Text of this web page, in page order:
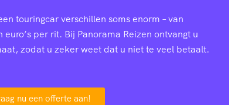
touringcar verschillen soms enorm – van
per rit. Bij Panorama Reizen ontvangt u
zodat u zeker weet dat u niet te veel betaalt.
nu een offerte aan!